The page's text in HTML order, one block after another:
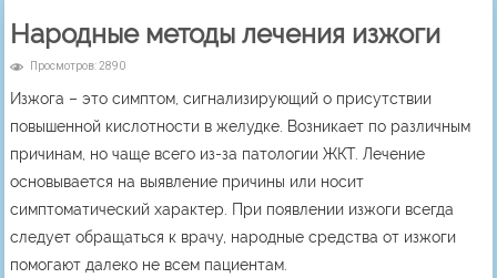
Народные методы лечения изжоги
Просмотров: 2890
Изжога – это симптом, сигнализирующий о присутствии
повышенной кислотности в желудке. Возникает по различным
причинам, но чаще всего из-за патологии ЖКТ. Лечение
основывается на выявление причины или носит
симптоматический характер. При появлении изжоги всегда
следует обращаться к врачу, народные средства от изжоги
помогают далеко не всем пациентам.